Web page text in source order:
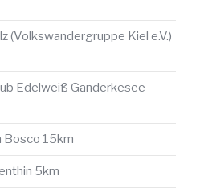
(Volkswandergruppe Kiel e.V.)
Edelweiß Ganderkesee
Bosco 15km
5km